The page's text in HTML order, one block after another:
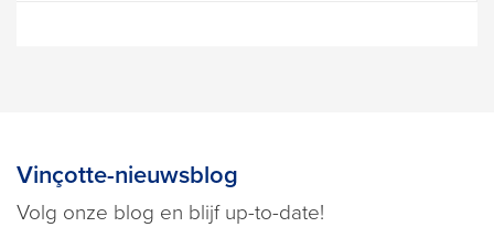
Vinçotte-nieuwsblog
Volg onze blog en blijf up-to-date!